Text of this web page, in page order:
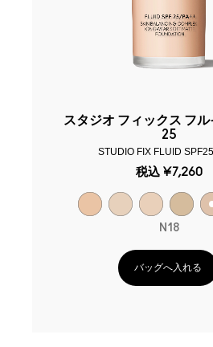
スタジオ フィックス フル
25
STUDIO FIX FLUID
税込 ¥7,260
N18
バッグへ入れる